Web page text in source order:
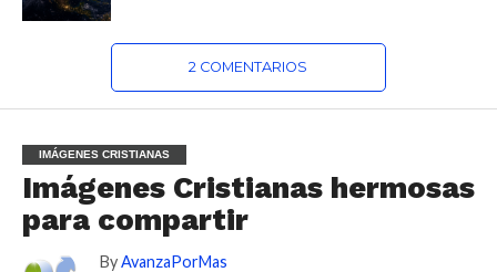
2 COMENTARIOS
IMÁGENES CRISTIANAS
Imágenes Cristianas hermosas
para compartir
By AvanzaPorMas